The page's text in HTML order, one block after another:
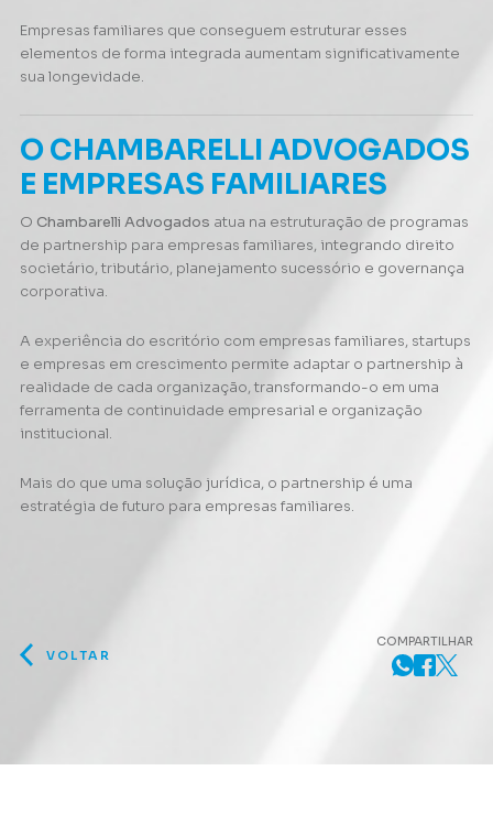
Empresas familiares que conseguem estruturar esses
elementos de forma integrada aumentam significativamente
sua longevidade.
O CHAMBARELLI ADVOGADOS
E EMPRESAS FAMILIARES
O Chambarelli Advogados atua na estruturação de programas
de partnership para empresas familiares, integrando direito
societário, tributário, planejamento sucessório e governança
corporativa.
A experiência do escritório com empresas familiares, startups
e empresas em crescimento permite adaptar o partnership à
realidade de cada organização, transformando-o em uma
ferramenta de continuidade empresarial e organização
institucional.
Mais do que uma solução jurídica, o partnership é uma
estratégia de futuro para empresas familiares.
VOLTAR
COMPARTILHAR